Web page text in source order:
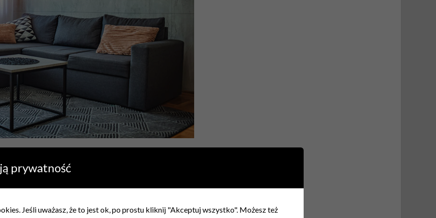
rozwiązania okażą
aranżacji niewielkiego salonu. Jakie rozwiązania
prywatność
Jeśli uważasz, że to jest ok, po prostu kliknij "Akceptuj wszystko". Możesz też